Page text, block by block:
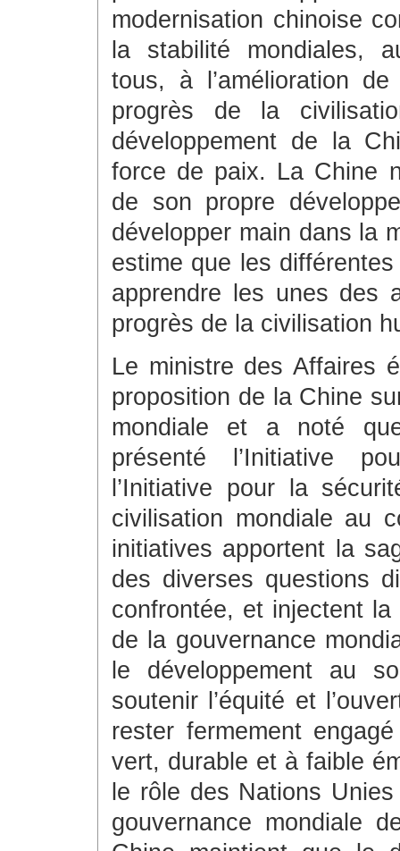
modernisation chinoise
la stabilité mondiales,
tous, à l’amélioration
progrès de la
développement de la
force de paix. La Chine
de son propre
développer main dans la
estime que les
apprendre les unes des
progrès de la civilisation
Le ministre des Affaires
proposition de la Chine
mondiale et a noté
présenté l’Initiative
l’Initiative pour la
civilisation mondiale au
initiatives apportent la
des diverses questions
confrontée, et injectent la
de la gouvernance
le développement au
soutenir l’équité et
rester fermement
vert, durable et à faible
le rôle des Nations
gouvernance mondiale